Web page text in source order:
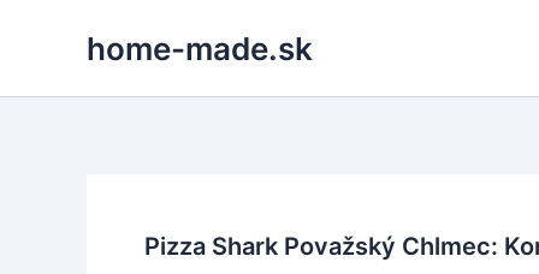
home-made.sk
Pizza Shark Považský Chlmec: